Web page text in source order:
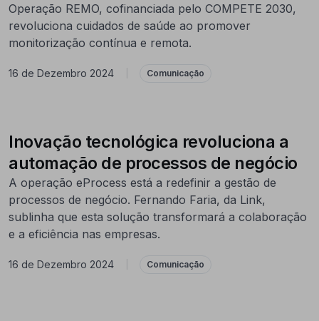
Operação REMO, cofinanciada pelo COMPETE 2030,
revoluciona cuidados de saúde ao promover
monitorização contínua e remota.
16 de Dezembro 2024 Comunicação
Inovação tecnológica revoluciona a
automação de processos de negócio
A operação eProcess está a redefinir a gestão de
processos de negócio. Fernando Faria, da Link,
sublinha que esta solução transformará a colaboração
e a eficiência nas empresas.
16 de Dezembro 2024 Comunicação